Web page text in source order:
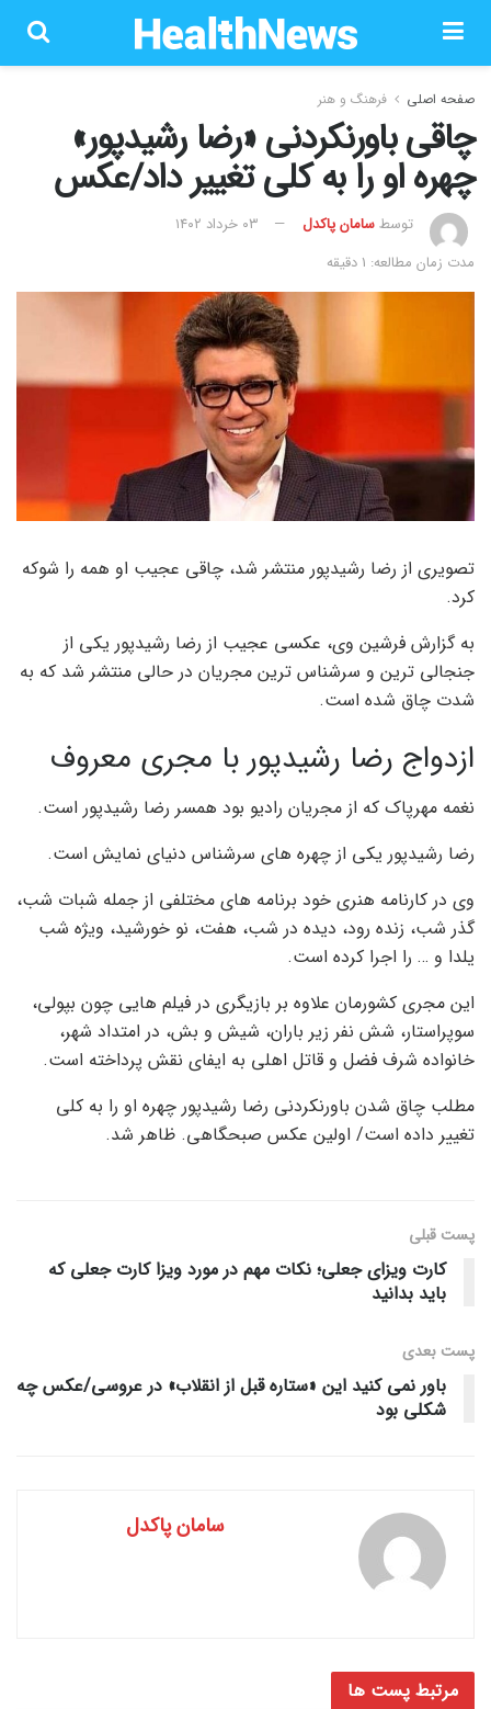
صفحه اصلی فرهنگ و هنر
چاقی باورنکردنی «رضا رشیدپور»
چهره او را به کلی تغییر داد/عکس
توسطسامان پاکدل
۰۳ خرداد ۱۴۰۲
مدت زمان مطالعه: 1 دقیقه
تصویری از رضا رشیدپور منتشر شد، چاقی عجیب او همه را شوکه
کرد.
به گزارش فرشین وی، عکسی عجیب از رضا رشیدپور یکی از
جنجالی ترین و سرشناس ترین مجریان در حالی منتشر شد که به
شدت چاق شده است.
ازدواج رضا رشیدپور با مجری معروف
نغمه مهرپاک که از مجریان رادیو بود همسر رضا رشیدپور است.
رضا رشیدپور یکی از چهره های سرشناس دنیای نمایش است.
وی در کارنامه هنری خود برنامه های مختلفی از جمله شبات شب،
گذر شب، زنده رود، دیده در شب، هفت، نو خورشید، ویژه شب
یلدا و … را اجرا کرده است.
این مجری کشورمان علاوه بر بازیگری در فیلم هایی چون بپولی،
سوپراستار، شش نفر زیر باران، شیش و بش، در امتداد شهر،
خانواده شرف فضل و قاتل اهلی به ایفای نقش پرداخته است.
مطلب چاق شدن باورنکردنی رضا رشیدپور چهره او را به کلی
تغییر داده است/ اولین عکس صبحگاهی. ظاهر شد.
پست قبلی
کارت ویزای جعلی؛ نکات مهم در مورد ویزا کارت جعلی که
باید بدانید
پست‌ بعدی
باور نمی کنید این «ستاره قبل از انقلاب» در عروسی/عکس چه
شکلی بود
سامان پاکدل
مرتبط پست ها